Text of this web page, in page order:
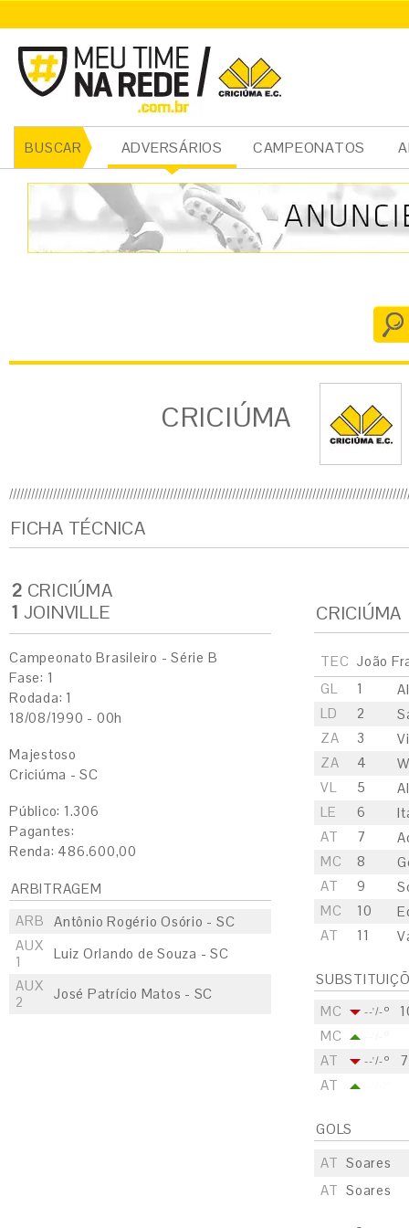
BUSCAR ADVERSÁRIOS CAMPEONATOS
CRICIÚMA
CRICIÚMA
FICHA TÉCNICA
2 CRICIÚMA
1 JOINVILLE
Campeonato Brasileiro - Série B
Fase: 1
Rodada: 1
18/08/1990 - 00h
Majestoso
Criciúma - SC
Público: 1.306
Pagantes:
Renda: 486.600,00
ARBITRAGEM
ARB
Antônio Rogério Osório - SC
AUX
1
Luiz Orlando de Souza - SC
AUX
2
José Patrício Matos - SC
CRICIÚMA
TEC João
GL
1
LD
2
ZA
3
ZA
4
VL
5
LE
6
AT
7
MC
8
AT
9
MC
10
AT
11
MC
--'/-º
MC
AT --'/-º
7
AT
GOLS
AT Soares
AT Soares